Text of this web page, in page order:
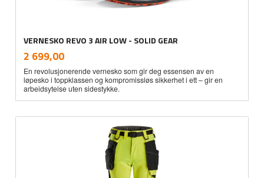
VERNESKO REVO 3 AIR LOW - SOLID GEAR
Pris
2 699,00mva.
En revolusjonerende vernesko som gir deg essensen av en
løpesko i toppklassen og kompromissløs sikkerhet i ett – gir en
arbeidsytelse uten sidestykke.